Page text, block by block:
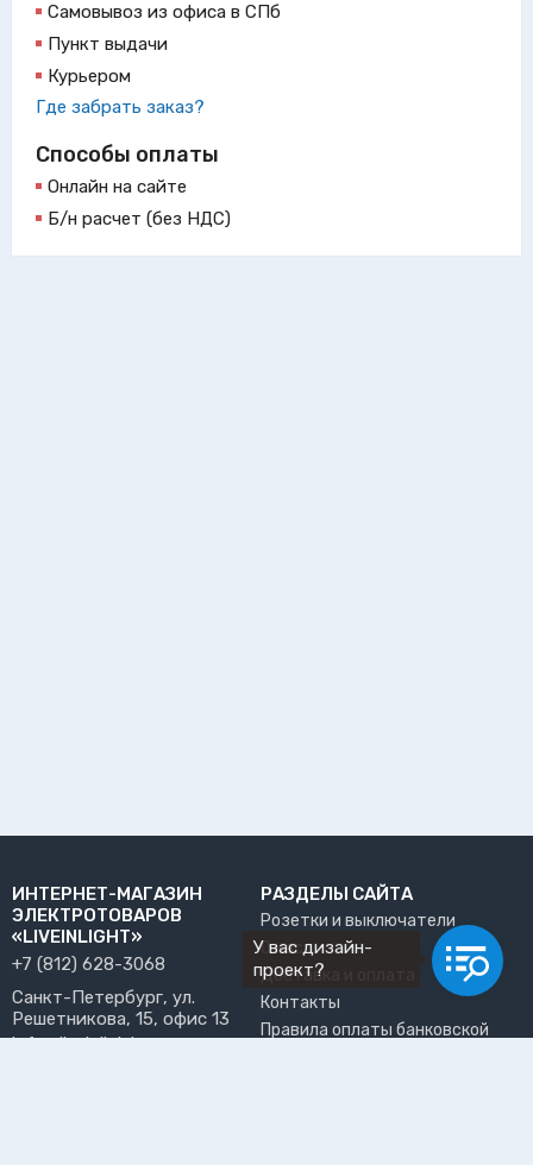
Самовывоз из офиса в СПб
Пункт выдачи
Курьером
Где забрать заказ?
Способы оплаты
Онлайн на сайте
Б/н расчет (без НДС)
ИНТЕРНЕТ-МАГАЗИН
ЭЛЕКТРОТОВАРОВ
«LIVEINLIGHT»
+7 (812) 628-3068
Санкт-Петербург, ул.
Решетникова, 15, офис 13
info@liveinlight.ru
РАЗДЕЛЫ САЙТА
Розетки и выключатели
О нас
Доставка и оплата
Контакты
Правила оплаты банковской
У вас дизайн-
проект?